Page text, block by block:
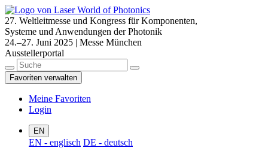
27. Weltleitmesse und Kongress für Komponenten,
Systeme und Anwendungen der Photonik
24.–27. Juni 2025 | Messe München
Ausstellerportal
Favoriten verwalten
Meine Favoriten
Login
EN
EN - englisch DE - deutsch